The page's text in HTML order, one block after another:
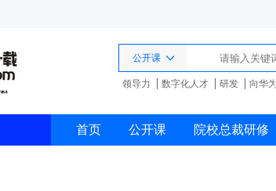
公开课
领导力 数字化人才 研发 向华
首页 公开课 院校总裁研修